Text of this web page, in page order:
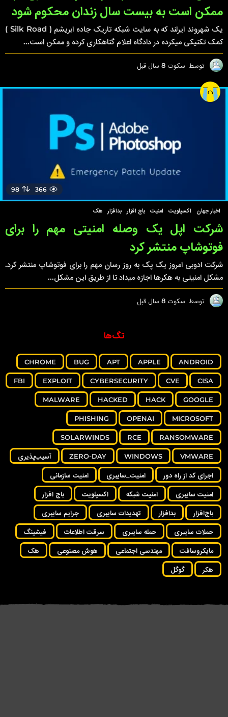
ممکن است به بیست سال زندان محکوم شود
یک شهروند ایرلند که به سایت شبکه تاریک جاده ابریشم ( Silk Road )
کمک تکنیکی میکرده در دادگاه اعلام گناهکاری کرده و ممکن است...
توسط سکوت 8 سال قبل
ل
366
98
اخبار جهان ,
اکسپلویت ,
امنیت ,
باج افزار ,
بدافزار ,
هک
شرکت اپل یک وصله امنیتی مهم را برای
فوتوشاپ منتشر کرد
شرکت ادوبی امروز یک پک به روز رسان مهم را برای فوتوشاپ منتشر کرد.
مشکل امنیتی به هکرها اجازه میداد تا از طریق این مشکل...
توسط سکوت 8 سال قبل
تگ‌ها
ANDROID
APPLE
APT
BUG
CHROME
CISA
CVE
CYBERSECURITY
EXPLOIT
FBI
GOOGLE
HACK
HACKED
MALWARE
MICROSOFT
OPENAI
PHISHING
RANSOMWARE
RCE
SOLARWINDS
VMWARE
WINDOWS
ZERO-DAY آسیب‌پذیری
اجرای کد از راه دور امنیت_سایبری امنیت سازمانی
امنیت سایبری امنیت شبکه اکسپلویت باج افزار
باج‌افزار بدافزار تهدیدات سایبری جرایم سایبری
حملات سایبری حمله سایبری سرقت اطلاعات فیشینگ
مایکروسافت مهندسی اجتماعی هوش مصنوعی هک
هکر گوگل